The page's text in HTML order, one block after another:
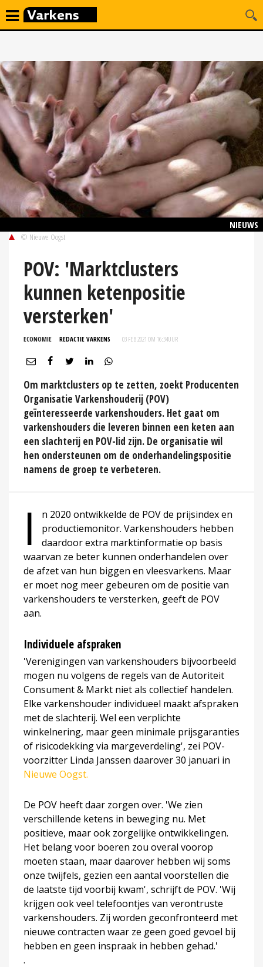
NIEUWS
© Nieuwe Oogst
POV: 'Marktclusters
kunnen ketenpositie
versterken'
ECONOMIE REDACTIE VARKENS 03 FEB 2021 OM 16:34UUR
Om marktclusters op te zetten, zoekt Producenten
Organisatie Varkenshouderij (POV)
geïnteresseerde varkenshouders. Het gaat om
varkenshouders die leveren binnen een keten aan
een slachterij en POV-lid zijn. De organisatie wil
hen ondersteunen om de onderhandelingspositie
namens de groep te verbeteren.
I
n 2020 ontwikkelde de POV de prijsindex en
productiemonitor. Varkenshouders hebben
daardoor extra marktinformatie op basis
waarvan ze beter kunnen onderhandelen over
de afzet van hun biggen en vleesvarkens. Maar
er moet nog meer gebeuren om de positie van
varkenshouders te versterken, geeft de POV
aan.
Individuele afspraken
'Verenigingen van varkenshouders bijvoorbeeld
mogen nu volgens de regels van de Autoriteit
Consument & Markt niet als collectief handelen.
Elke varkenshouder individueel maakt afspraken
met de slachterij. Wel een verplichte
winkelnering, maar geen minimale prijsgaranties
of risicodekking via margeverdeling', zei POV-
voorzitter Linda Janssen daarover 30 januari in
Nieuwe Oogst.
De POV heeft daar zorgen over. 'We zien
verschillende ketens in beweging nu. Met
positieve, maar ook zorgelijke ontwikkelingen.
Het belang voor boeren zou overal voorop
moeten staan, maar daarover hebben wij soms
onze twijfels, gezien een aantal voorstellen die
de laatste tijd voorbij kwam', schrijft de POV. 'Wij
krijgen ook veel telefoontjes van verontruste
varkenshouders. Zij worden geconfronteerd met
nieuwe contracten waar ze geen goed gevoel bij
hebben en geen inspraak in hebben gehad.'
.